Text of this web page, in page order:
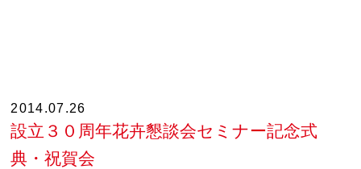
2014.07.26
設立３０周年花卉懇談会セミナー記念式
典・祝賀会